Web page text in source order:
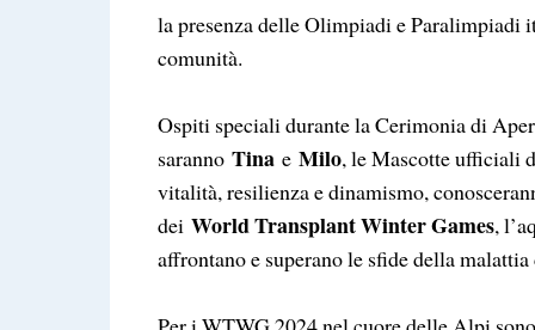
la presenza delle Olimpiadi e
comunità.
Ospiti speciali durante la Cerimonia di
saranno Tina e Milo, le Mascotte ufficiali
vitalità, resilienza e dinamismo,
dei World Transplant Winter Games,
affrontano e superano le sfide della